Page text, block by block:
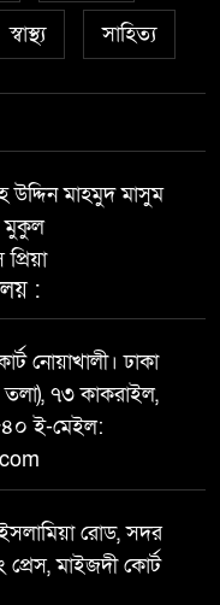
স্বাস্থ্য সাহিত্য
মাহমুদ মাসুম
মুকুল
:
নোয়াখালী। ঢাকা
তলা), ৭৩ কাকরাইল,
ই-মেইল:
রোড, সদর
প্রেস, মাইজদী কোর্ট